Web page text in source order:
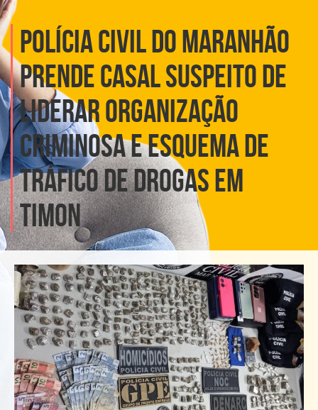
POLÍCIA CIVIL DO MARANHÃO
PRENDE CASAL SUSPEITO DE
LIDERAR ORGANIZAÇÃO
CRIMINOSA E ESQUEMA DE
TRÁFICO DE DROGAS EM
TIMON